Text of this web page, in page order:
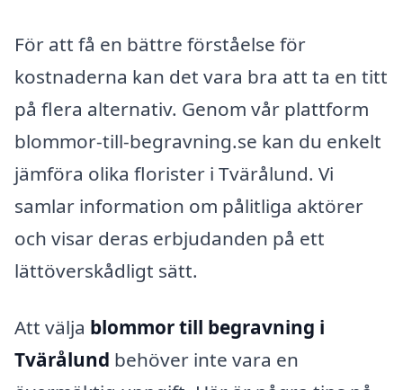
För att få en bättre förståelse för
kostnaderna kan det vara bra att ta en titt
på flera alternativ. Genom vår plattform
blommor-till-begravning.se kan du enkelt
jämföra olika florister i Tvärålund. Vi
samlar information om pålitliga aktörer
och visar deras erbjudanden på ett
lättöverskådligt sätt.
Att välja blommor till begravning i
Tvärålund behöver inte vara en